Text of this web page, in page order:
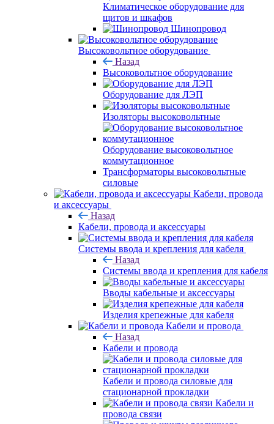
Климатическое оборудование для
щитов и шкафов
Шинопровод
Высоковольтное оборудование
Назад
Высоковольтное оборудование
Оборудование для ЛЭП
Изоляторы высоковольтные
Оборудование высоковольтное
коммутационное
Трансформаторы высоковольтные
силовые
Кабели, провода
и аксессуары
Назад
Кабели, провода и аксессуары
Системы ввода и крепления для кабеля
Назад
Системы ввода и крепления для кабеля
Вводы кабельные и аксессуары
Изделия крепежные для кабеля
Кабели и провода
Назад
Кабели и провода
Кабели и провода силовые для
стационарной прокладки
Кабели и
провода связи